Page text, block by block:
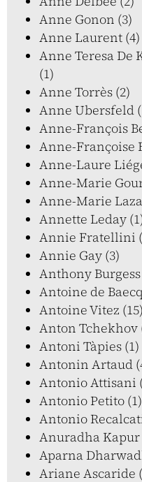
Anne Gonon (3)
Anne Laurent (4)
Anne Teresa De
(1)
Anne Torrès (2)
Anne Ubersfeld
Anne-François
Anne-Françoise
Anne-Laure
Anne-Marie
Anne-Marie
Annette Leday
Annie Fratellini
Annie Gay (3)
Anthony Burgess
Antoine de
Antoine Vitez (15)
Anton Tchekhov
Antoni Tàpies (1)
Antonin Artaud
Antonio Attisani
Antonio Petito (1)
Antonio
Anuradha Kapur
Aparna
Ariane Ascaride